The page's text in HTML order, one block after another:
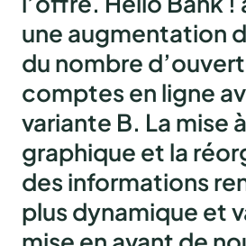
une augmentation
du nombre
comptes en ligne
variante B. La mise
graphique et la
des informations
plus dynamique et